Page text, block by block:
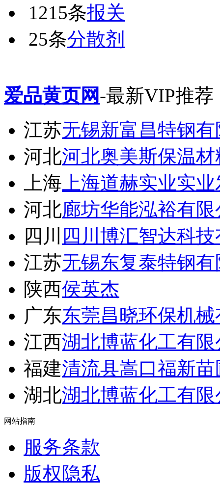
1215条报关
25条分散剂
爱品黄页网-最新VIP推荐
江苏无锡新富昌特钢
河北河北奥美斯保温
上海 上海道赫实业实
河北廊坊华能泓裕有
四川 四川博汇智达科
江苏无锡东复泰特钢
陕西侯英杰
广东东莞昌晓环保机
江西湖北博蓝化工有
福建清流县嵩口福新苗
湖北湖北博蓝化工有限
网站指南
服务条款
版权隐私